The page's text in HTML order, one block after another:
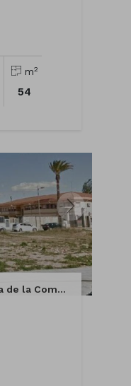
m2
54
Terreno en Calle Gran Via de la Comunitat Valenciana